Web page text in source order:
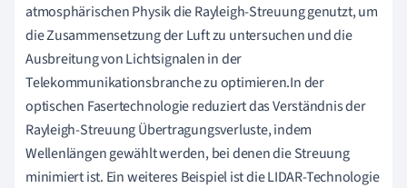
atmosphärischen Physik die Rayleigh-Streuung genutzt, um
die Zusammensetzung der Luft zu untersuchen und die
Ausbreitung von Lichtsignalen in der
Telekommunikationsbranche zu optimieren.In der
optischen Fasertechnologie reduziert das Verständnis der
Rayleigh-Streuung Übertragungsverluste, indem
Wellenlängen gewählt werden, bei denen die Streuung
minimiert ist. Ein weiteres Beispiel ist die LIDAR-Technologie